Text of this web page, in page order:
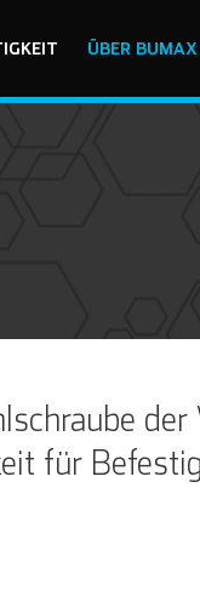
ÜBER BUMAX
der
für